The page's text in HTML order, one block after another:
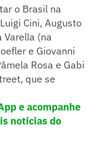
o Brasil na
Cini, Augusto
Varella (na
e Giovanni
Rosa e Gabi
que se
e acompanhe
notícias do